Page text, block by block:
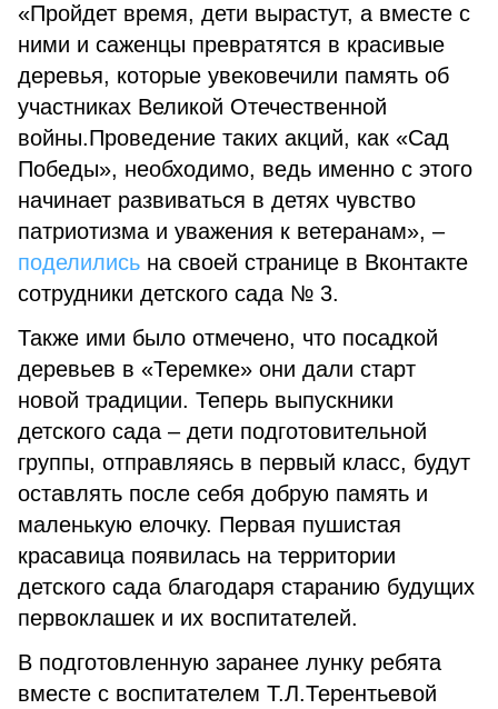
«Пройдет время, дети вырастут, а вместе с
ними и саженцы превратятся в красивые
деревья, которые увековечили память об
участниках Великой Отечественной
войны.Проведение таких акций, как «Сад
Победы», необходимо, ведь именно с этого
начинает развиваться в детях чувство
патриотизма и уважения к ветеранам», –
поделились на своей странице в Вконтакте
сотрудники детского сада № 3.
Также ими было отмечено, что посадкой
деревьев в «Теремке» они дали старт
новой традиции. Теперь выпускники
детского сада – дети подготовительной
группы, отправляясь в первый класс, будут
оставлять после себя добрую память и
маленькую елочку. Первая пушистая
красавица появилась на территории
детского сада благодаря старанию будущих
первоклашек и их воспитателей.
В подготовленную заранее лунку ребята
вместе с воспитателем Т.Л.Терентьевой